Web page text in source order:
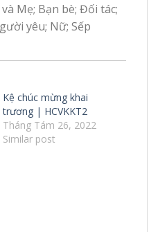
Mẹ; Bạn bè; Đối tác;
yêu; Nữ; Sếp
Kệ chúc mừng khai
trương | HCVKKT2
Tháng Tám 26, 2022
Similar post